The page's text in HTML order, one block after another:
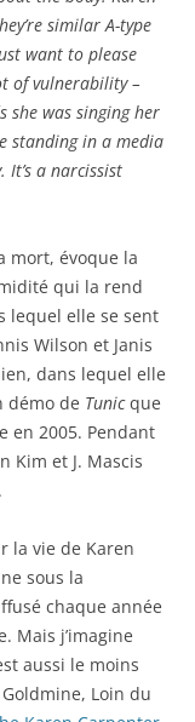
similar A-type
want to please
of vulnerability –
she was singing her
standing in a media
a narcissist
mort, évoque la
qui la rend
lequel elle se sent
Wilson et Janis
dans lequel elle
démo de Tunicque
en 2005. Pendant
Kim et J. Mascis
la vie de Karen
sous la
chaque année
Mais j’imagine
aussi le moins
Loin du